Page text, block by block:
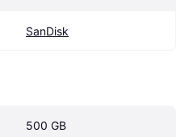
SanDisk
500 GB